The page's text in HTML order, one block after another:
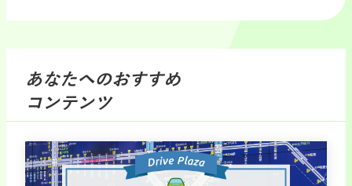
あなたへのおすすめ
コンテンツ